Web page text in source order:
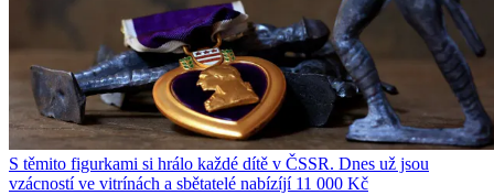
S těmito figurkami si hrálo každé dítě v ČSSR. Dnes už jsou
vzácností ve vitrínách a sbětatelé nabízíjí 11 000 Kč